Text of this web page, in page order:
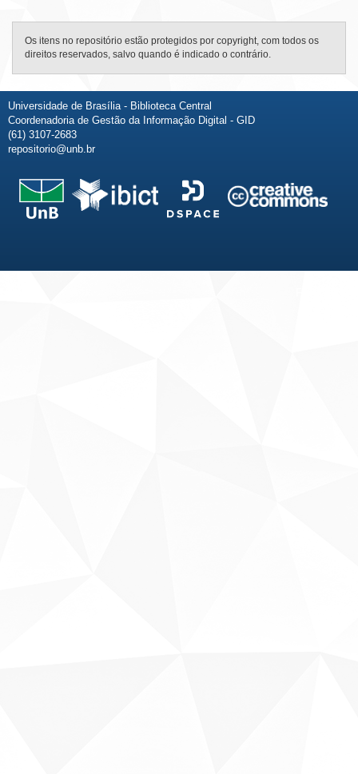
Os itens no repositório estão protegidos por copyright, com todos os
direitos reservados, salvo quando é indicado o contrário.
Universidade de Brasília - Biblioteca Central
Coordenadoria de Gestão da Informação Digital - GID
(61) 3107-2683
repositorio@unb.br